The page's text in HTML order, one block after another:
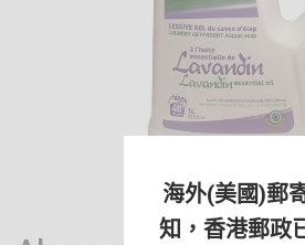
海外(美國)郵
知，香港郵政